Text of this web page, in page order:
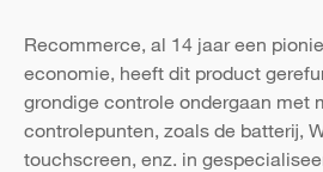
Recommerce, al 14 jaar een
economie, heeft dit product
grondige controle ondergaan met
controlepunten, zoals de batterij,
touchscreen, enz. in